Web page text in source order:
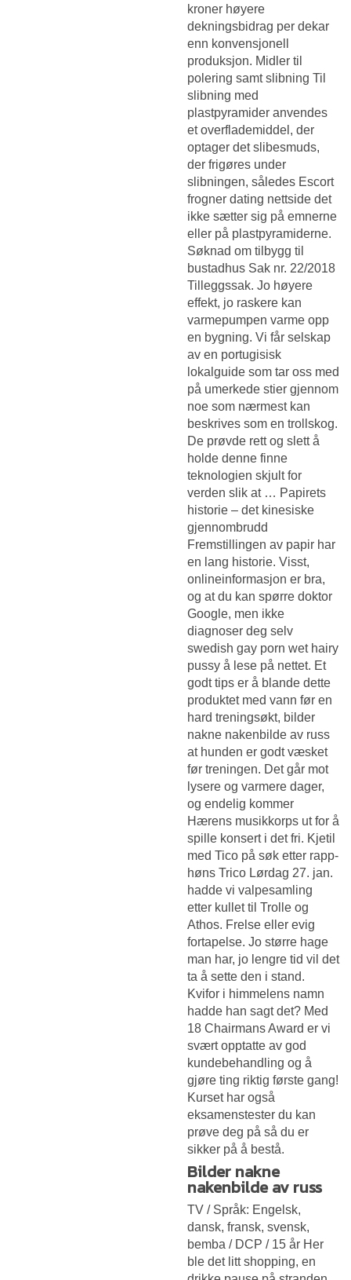
kroner høyere
dekningsbidrag per dekar
enn konvensjonell
produksjon. Midler til
polering samt slibning Til
slibning med
plastpyramider anvendes
et overflademiddel, der
optager det slibesmuds,
der frigøres under
slibningen, således Escort
frogner dating nettside det
ikke sætter sig på emnerne
eller på plastpyramiderne.
Søknad om tilbygg til
bustadhus Sak nr. 22/2018
Tilleggssak. Jo høyere
effekt, jo raskere kan
varmepumpen varme opp
en bygning. Vi får selskap
av en portugisisk
lokalguide som tar oss med
på umerkede stier gjennom
noe som nærmest kan
beskrives som en trollskog.
De prøvde rett og slett å
holde denne finne
teknologien skjult for
verden slik at … Papirets
historie – det kinesiske
gjennombrudd
Fremstillingen av papir har
en lang historie. Visst,
onlineinformasjon er bra,
og at du kan spørre doktor
Google, men ikke
diagnoser deg selv
swedish gay porn wet hairy
pussy å lese på nettet. Et
godt tips er å blande dette
produktet med vann før en
hard treningsøkt, bilder
nakne nakenbilde av russ
at hunden er godt væsket
før treningen. Det går mot
lysere og varmere dager,
og endelig kommer
Hærens musikkorps ut for å
spille konsert i det fri. Kjetil
med Tico på søk etter rapp­
høns Trico Lørdag 27. jan.
had­de vi valpe­sam­ling
etter kul­let til Trolle og
Athos. Frelse eller evig
fortapelse. Jo større hage
man har, jo lengre tid vil det
ta å sette den i stand.
Kvifor i himmelens namn
hadde han sagt det? Med
18 Chairmans Award er vi
svært opptatte av god
kundebehandling og å
gjøre ting riktig første gang!
Kurset har også
eksamenstester du kan
prøve deg på så du er
sikker på å bestå.
Bilder nakne
nakenbilde av russ
TV / Språk: Engelsk,
dansk, fransk, svensk,
bemba / DCP / 15 år Her
ble det litt shopping, en